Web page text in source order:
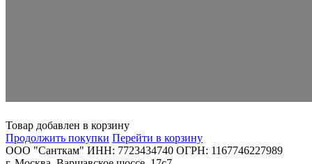
Товар добавлен в корзину
Продолжить покупки Перейти в корзину
ООО "Санткам" ИНН: 7723434740 ОГРН: 1167746227989